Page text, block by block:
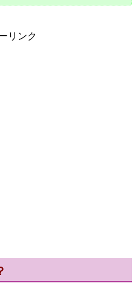
リンク